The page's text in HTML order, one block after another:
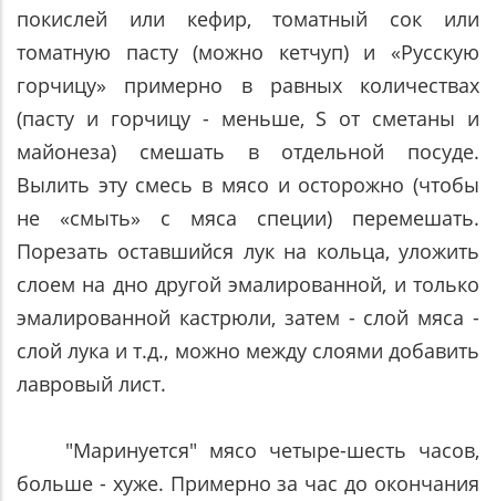
покислей или кефир, томатный сок или
томатную пасту (можно кетчуп) и «Русскую
горчицу» примерно в равных количествах
(пасту и горчицу - меньше, Ѕ от сметаны и
майонеза) смешать в отдельной посуде.
Вылить эту смесь в мясо и осторожно (чтобы
не «смыть» с мяса специи) перемешать.
Порезать оставшийся лук на кольца, уложить
слоем на дно другой эмалированной, и только
эмалированной кастрюли, затем - слой мяса -
слой лука и т.д., можно между слоями добавить
лавровый лист.
"Маринуется" мясо четыре-шесть часов,
больше - хуже. Примерно за час до окончания